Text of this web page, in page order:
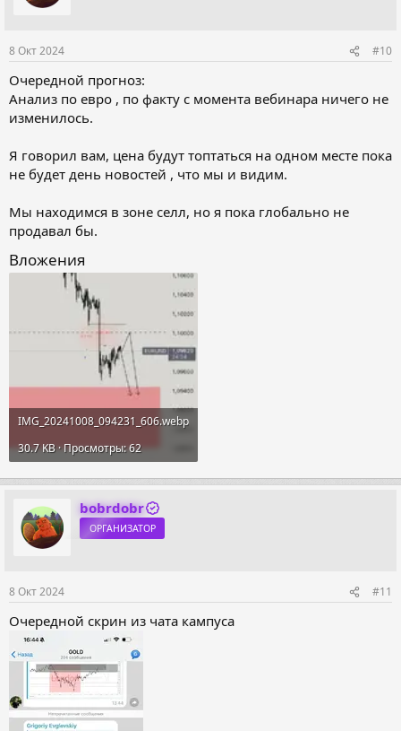
8 Окт 2024 #10
Очередной прогноз:
Анализ по евро , по факту с момента вебинара ничего не
изменилось.
Я говорил вам, цена будут топтаться на одном месте пока
не будет день новостей , что мы и видим.
Мы находимся в зоне селл, но я пока глобально не
продавал бы.
Вложения
IMG_20241008_094231_606.webp
30.7 KB · Просмотры: 62
bobrdobr
ОРГАНИЗАТОР
8 Окт 2024 #11
Очередной скрин из чата кампуса